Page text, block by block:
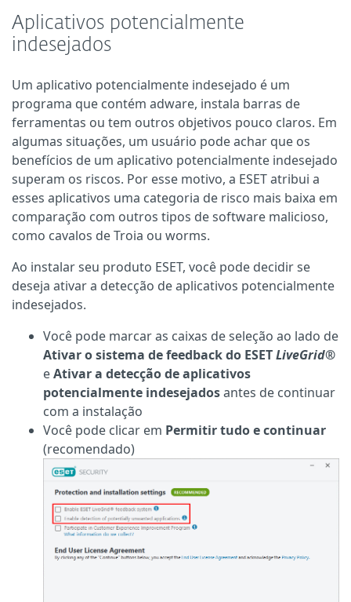
Aplicativos potencialmente
indesejados
Um aplicativo potencialmente indesejado é um
programa que contém adware, instala barras de
ferramentas ou tem outros objetivos pouco claros. Em
algumas situações, um usuário pode achar que os
benefícios de um aplicativo potencialmente indesejado
superam os riscos. Por esse motivo, a ESET atribui a
esses aplicativos uma categoria de risco mais baixa em
comparação com outros tipos de software malicioso,
como cavalos de Troia ou worms.
Ao instalar seu produto ESET, você pode decidir se
deseja ativar a detecção de aplicativos potencialmente
indesejados.
Você pode marcar as caixas de seleção ao lado de
Ativar o sistema de feedback do ESETLiveGrid®
eAtivar a detecção de aplicativos
potencialmente indesejadosantes de continuar
com a instalação
Você pode clicar em Permitir tudo e continuar
(recomendado)